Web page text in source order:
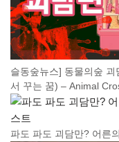
슬동숲뉴스] 동물의숲
서 꾸는 꿈) – Animal
파도 파도 괴담만? 어른